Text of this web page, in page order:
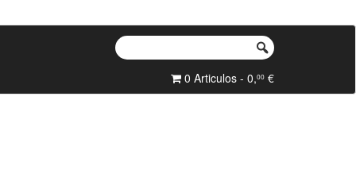
0 Articulos - 0,00 €